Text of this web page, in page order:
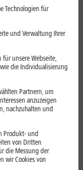
Trainingsablauf
GPS,
Technologien für
und Verwaltung Ihrer
unsere Webseite,
die Individualisierung
Partnern, um
anzuzeigen
nachzuhalten und
Produkt- und
von Dritten
die Messung der
wir Cookies von